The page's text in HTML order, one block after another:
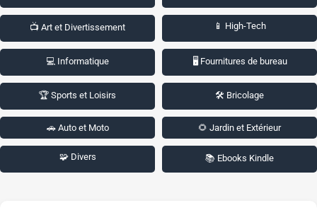
📺 Art et Divertissement 📱 High-Tech
💻 Informatique 🖥️ Fournitures de bureau
🏆 Sports et Loisirs 🛠️ Bricolage
🚗 Auto et Moto 🌻 Jardin et Extérieur
🧩 Divers 📚 Ebooks Kindle